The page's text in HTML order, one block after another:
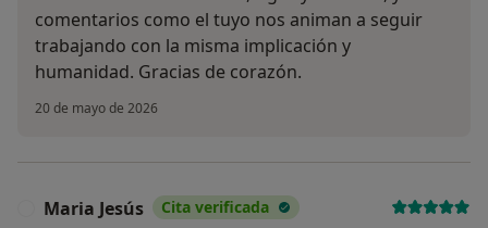
comentarios como el tuyo nos animan a seguir
trabajando con la misma implicación y
humanidad. Gracias de corazón.
20 de mayo de 2026
Maria Jesús Cita verificada